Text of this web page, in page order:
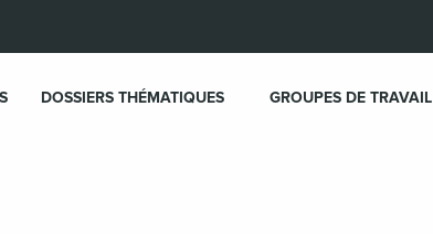
DOSSIERS THÉMATIQUES GROUPES DE TRAVAIL